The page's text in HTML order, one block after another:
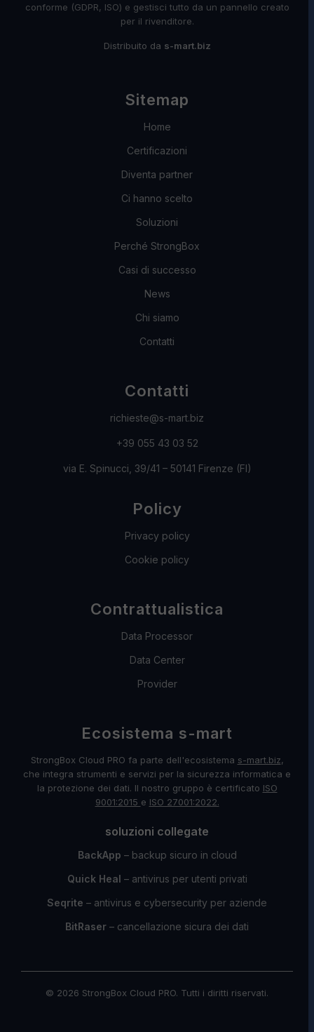
conforme (GDPR, ISO) e gestisci tutto da un pannello creato
per il rivenditore.
Distribuito da s-mart.biz
Sitemap
Home
Certificazioni
Diventa partner
Ci hanno scelto
Soluzioni
Perché StrongBox
Casi di successo
News
Chi siamo
Contatti
Contatti
richieste@s-mart.biz
+39 055 43 03 52
via E. Spinucci, 39/41 – 50141 Firenze (FI)
Policy
Privacy policy
Cookie policy
Contrattualistica
Data Processor
Data Center
Provider
Ecosistema s-mart
StrongBox Cloud PRO fa parte dell'ecosistema s-mart.biz,
che integra strumenti e servizi per la sicurezza informatica e
la protezione dei dati. Il nostro gruppo è certificato ISO
9001:2015 e ISO 27001:2022.
soluzioni collegate
BackApp – backup sicuro in cloud
Quick Heal – antivirus per utenti privati
Seqrite – antivirus e cybersecurity per aziende
BitRaser – cancellazione sicura dei dati
© 2026 StrongBox Cloud PRO. Tutti i diritti riservati.